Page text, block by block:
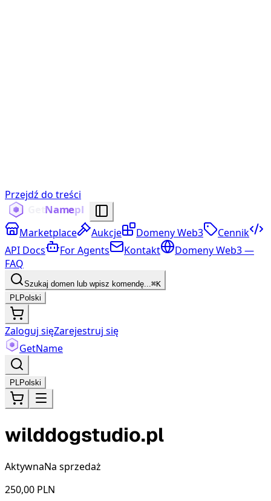
Przejdź do treści
Marketplace Aukcje Domeny Web3
Cennik
API Docs
For Agents Kontakt
Domeny Web3 —
FAQ
Szukaj domen lub wpisz komendę...⌘K
PLPolski
Zaloguj sięZarejestruj się
GetName
PLPolski
wilddogstudio.pl
AktywnaNa sprzedaż
250,00 PLN